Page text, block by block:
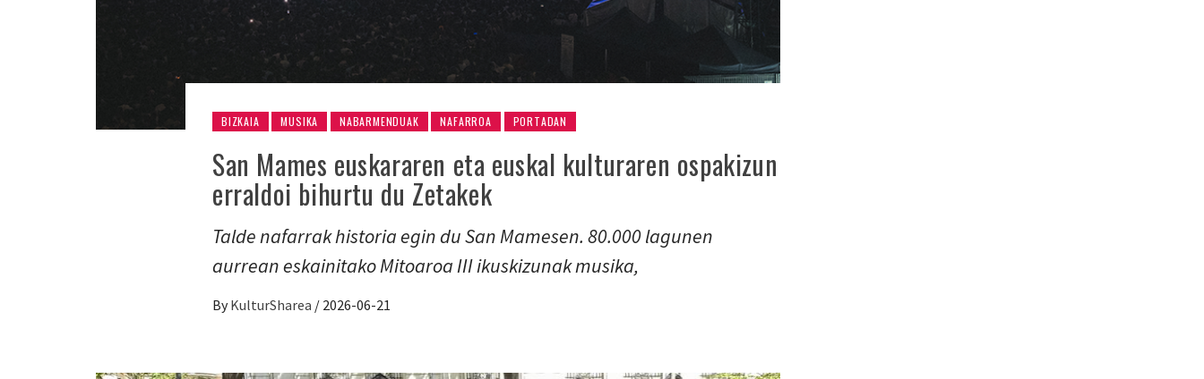
BIZKAIA MUSIKA NABARMENDUAK NAFARROA PORTADAN
San Mames euskararen eta euskal kulturaren ospakizun
erraldoi bihurtu du Zetakek
Talde nafarrak historia egin du San Mamesen. 80.000 lagunen
aurrean eskainitako Mitoaroa III ikuskizunak musika,
By KulturSharea / 2026-06-21